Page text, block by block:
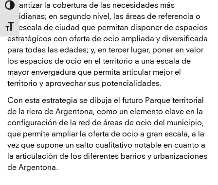
Alternar alto contraste
Alternar tamaño de letra
garantizar la cobertura de las necesidades más
cotidianas; en segundo nivel, las áreas de referencia o
de escala de ciudad que permitan disponer de espacios
estratégicos con oferta de ocio ampliada y diversificada
para todas las edades; y, en tercer lugar, poner en valor
los espacios de ocio en el territorio a una escala de
mayor envergadura que permita articular mejor el
territorio y aprovechar sus potencialidades.
Con esta estrategia se dibuja el futuro Parque territorial
de la riera de Argentona, como un elemento clave en la
configuración de la red de áreas de ocio del municipio,
que permite ampliar la oferta de ocio a gran escala, a la
vez que supone un salto cualitativo notable en cuanto a
la articulación de los diferentes barrios y urbanizaciones
de Argentona.